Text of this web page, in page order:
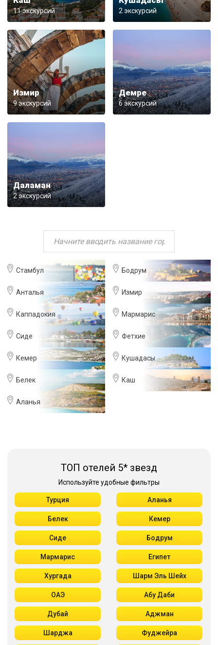
11 экскурсий 2 экскурсий
Измир
9 экскурсий
Демре
6 экскурсий
Даламан
2 экскурсий
Стамбул
Анталья
Каппадокия
Сиде
Кемер
Белек
Аланья
Бодрум
Измир
Мармарис
Фетхие
Кушадасы
Каш
ТОП отелей 5* звезд
Используйте удобные фильтры
Турция Аланья
Белек Кемер
Сиде Бодрум
Мармарис Египет
Хургада Шарм Эль Шейх
ОАЭ Абу Даби
Дубай Аджман
Шарджа Фуджейра